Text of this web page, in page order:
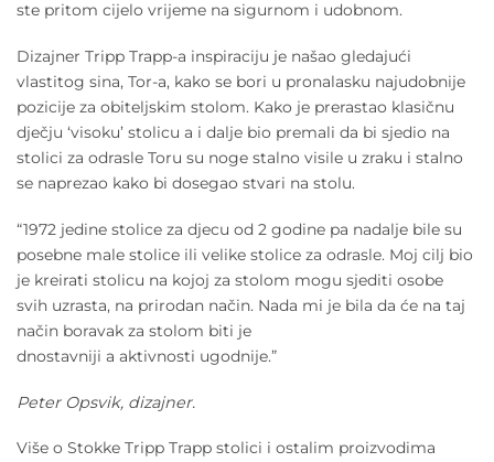
ste pritom cijelo vrijeme na sigurnom i udobnom.
Dizajner Tripp Trapp-a inspiraciju je našao gledajući
vlastitog sina, Tor-a, kako se bori u pronalasku najudobnije
pozicije za obiteljskim stolom. Kako je prerastao klasičnu
dječju ‘visoku’ stolicu a i dalje bio premali da bi sjedio na
stolici za odrasle Toru su noge stalno visile u zraku i stalno
se naprezao kako bi dosegao stvari na stolu.
“1972 jedine stolice za djecu od 2 godine pa nadalje bile su
posebne male stolice ili velike stolice za odrasle. Moj cilj bio
je kreirati stolicu na kojoj za stolom mogu sjediti osobe
svih uzrasta, na prirodan način. Nada mi je bila da će na taj
način boravak za stolom biti je
dnostavniji a aktivnosti ugodnije.”
Peter Opsvik, dizajner.
Više o Stokke Tripp Trapp stolici i ostalim proizvodima